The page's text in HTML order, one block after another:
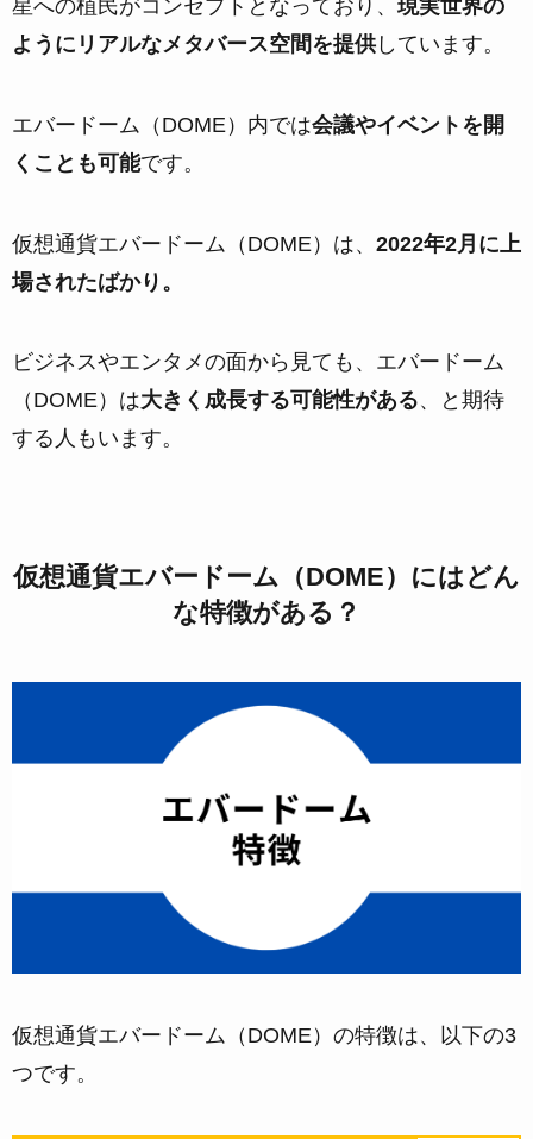
星への植民がコンセプトとなっており、 現実世界の
ようにリアルなメタバース空間を提供 しています。
エバードーム（DOME）内では会議やイベントを開
くことも可能です。
仮想通貨エバードーム（DOME）は、 2022年2月に上
場されたばかり。
ビジネスやエンタメの面から見ても、エバードーム
（DOME）は大きく成長する可能性がある、と期待
する人もいます。
仮想通貨エバードーム（DOME）にはどん
な特徴がある？
仮想通貨エバードーム（DOME）の特徴は、以下の3
つです。